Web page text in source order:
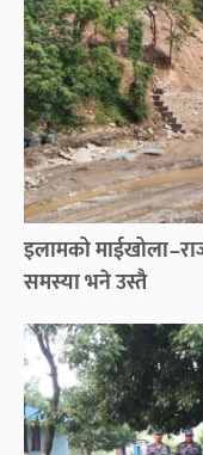
इलामको
समस्या भने उस्तै